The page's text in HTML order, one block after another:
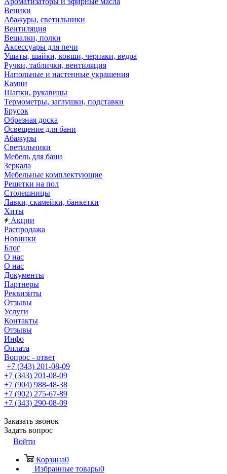
Веники
Абажуры, светильники
Вентиляция
Вешалки, полки
Аксессуары для печи
Ушаты, шайки, ковши, черпаки, ведра
Ручки, таблички, вентиляция
Напольные и настенные украшения
Камни
Шапки, рукавицы
Термометры, заглушки, подставки
Брусок
Обрезная доска
Освещение для бани
Абажуры
Светильники
Мебель для бани
Зеркала
Мебельные комплектующие
Решетки на пол
Столешницы
Лавки, скамейки, банкетки
Хиты
Акции
Распродажа
Новинки
Блог
О нас
О нас
Документы
Партнеры
Реквизиты
Отзывы
Услуги
Контакты
Отзывы
Инфо
Оплата
Вопрос - ответ
+7 (343) 201-08-09
+7 (343) 201-08-09
+7 (904) 988-48-38
+7 (902) 275-67-89
+7 (343) 290-08-09
Заказать звонок
Задать вопрос
Войти
Корзина0
Избранные товары0